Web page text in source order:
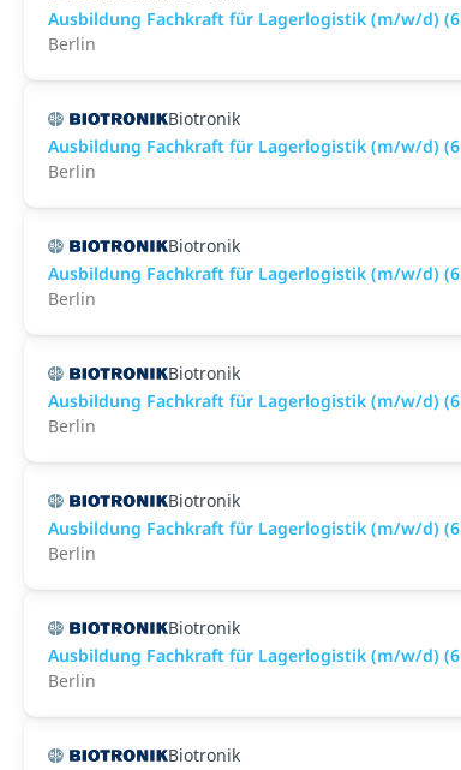
Ausbildung Fachkraft für Lagerlogistik (m/w/d)
Berlin
Biotronik
Ausbildung Fachkraft für Lagerlogistik (m/w/d)
Berlin
Biotronik
Ausbildung Fachkraft für Lagerlogistik (m/w/d)
Berlin
Biotronik
Ausbildung Fachkraft für Lagerlogistik (m/w/d)
Berlin
Biotronik
Ausbildung Fachkraft für Lagerlogistik (m/w/d)
Berlin
Biotronik
Ausbildung Fachkraft für Lagerlogistik (m/w/d)
Berlin
Biotronik